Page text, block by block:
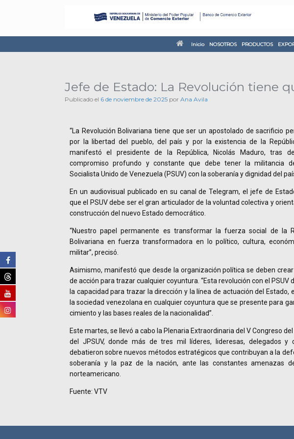
Inicio NOSOTROS PRODUCTOS
Jefe de Estado: La Revolución tiene
Publicado el 6 de noviembre de 2025 por Ana Avila
“La Revolución Bolivariana tiene que ser un apostolado de sacrificio
por la libertad del pueblo, del país y por la existencia de la
manifestó el presidente de la República, Nicolás Maduro, tras
compromiso profundo y constante que debe tener la militancia
Socialista Unido de Venezuela (PSUV) con la soberanía y dignidad del
En un audiovisual publicado en su canal de Telegram, el jefe de
que el PSUV debe ser el gran articulador de la voluntad colectiva y
construcción del nuevo Estado democrático.
“Nuestro papel permanente es transformar la fuerza social de la
Bolivariana en fuerza transformadora en lo político, cultura,
militar”, precisó.
Asimismo, manifestó que desde la organización política se deben
de acción para trazar cualquier coyuntura. “Esta revolución con el PSUV
la capacidad para trazar la dirección y la línea de actuación del Estado,
la sociedad venezolana en cualquier coyuntura que se presente para
cimiento y las bases reales de la nacionalidad”.
Este martes, se llevó a cabo la Plenaria Extraordinaria del V Congreso del
del JPSUV, donde más de tres mil líderes, lideresas, delegados y
debatieron sobre nuevos métodos estratégicos que contribuyan a la
soberanía y la paz de la nación, ante las constantes amenazas
norteamericano.
Fuente: VTV